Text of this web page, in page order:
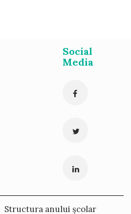
Social
Media
Structura anului școlar